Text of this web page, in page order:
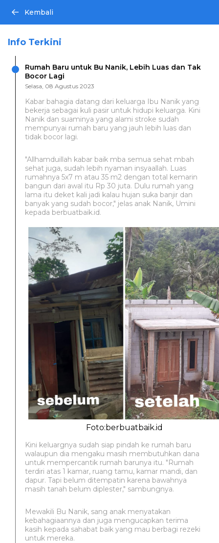
Kembali
Info Terkini
Rumah Baru untuk Bu Nanik, Lebih Luas dan Tak
Bocor Lagi
Selasa, 08 Agustus 2023
Kabar bahagia datang dari keluarga Ibu Nanik yang
bekerja sebagai kuli pasir untuk hidupi keluarga. Kini
Nanik dan suaminya yang alami stroke sudah
mempunyai rumah baru yang jauh lebih luas dan
tidak bocor lagi.
"Allhamduillah kabar baik mba semua sehat mbah
sehat juga, sudah lebih nyaman insyaallah. Luas
rumahnya 5x7 m atau 35 m2 dengan total kemarin
bangun dari awal itu Rp 30 juta. Dulu rumah yang
lama itu deket kali jadi kalau hujan suka banjir dan
banyak yang sudah bocor," jelas anak Nanik, Umini
kepada berbuatbaik.id.
Foto:berbuatbaik.id
Kini keluargnya sudah siap pindah ke rumah baru
walaupun dia mengaku masih membutuhkan dana
untuk mempercantik rumah barunya itu. "Rumah
terdiri atas 1 kamar, ruang tamu, kamar mandi, dan
dapur. Tapi belum ditempatin karena bawahnya
masih tanah belum diplester," sambungnya.
Mewakili Bu Nanik, sang anak menyatakan
kebahagiaannya dan juga mengucapkan terima
kasih kepada sahabat baik yang mau berbagi rezeki
untuk mereka.